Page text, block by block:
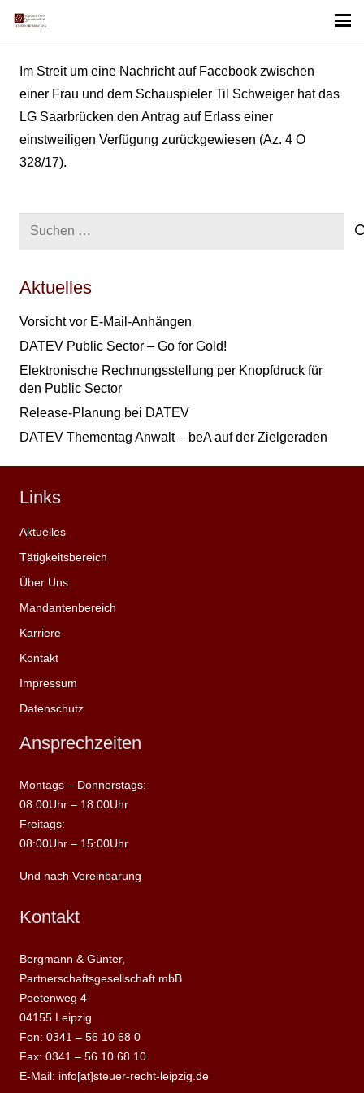
Im Streit um eine Nachricht auf Facebook zwischen
einer Frau und dem Schauspieler Til Schweiger hat das
LG Saarbrücken den Antrag auf Erlass einer
einstweiligen Verfügung zurückgewiesen (Az. 4 O
328/17).
Suchen
Aktuelles
Vorsicht vor E-Mail-Anhängen
DATEV Public Sector – Go for Gold!
Elektronische Rechnungsstellung per Knopfdruck für
den Public Sector
Release-Planung bei DATEV
DATEV Thementag Anwalt – beA auf der Zielgeraden
Links
Aktuelles
Tätigkeitsbereich
Über Uns
Mandantenbereich
Karriere
Kontakt
Impressum
Datenschutz
Ansprechzeiten
Montags – Donnerstags:
08:00Uhr – 18:00Uhr
Freitags:
08:00Uhr – 15:00Uhr
Und nach Vereinbarung
Kontakt
Bergmann & Günter,
Partnerschaftsgesellschaft mbB
Poetenweg 4
04155 Leipzig
Fon: 0341 – 56 10 68 0
Fax: 0341 – 56 10 68 10
E-Mail: info[at]steuer-recht-leipzig.de